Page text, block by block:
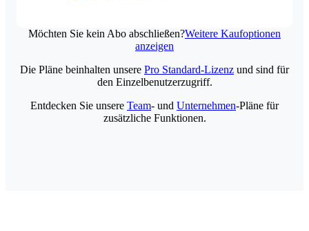
Möchten Sie kein Abo abschließen?Weitere Kaufoptionen
anzeigen
Die Pläne beinhalten unsere Pro Standard-Lizenz und sind für
den Einzelbenutzerzugriff.
Entdecken Sie unsere Team- und Unternehmen-Pläne für
zusätzliche Funktionen.